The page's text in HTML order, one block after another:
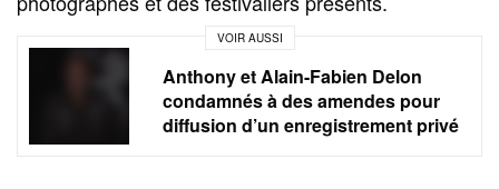
VOIR AUSSI
Anthony et Alain-Fabien Delon
condamnés à des amendes pour
diffusion d’un enregistrement privé